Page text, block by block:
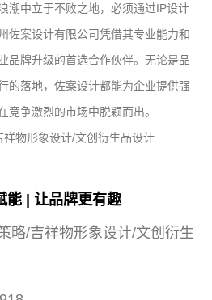
潮中立于不败之地，必须通过IP设计
佐案设计有限公司凭借其专业能力和
品牌升级的首选合作伙伴。无论是品
的落地，佐案设计都能为企业提供强
竞争激烈的市场中脱颖而出。
物形象设计/文创衍生品设计
能 | 让品牌更有趣
略/吉祥物形象设计/文创衍生